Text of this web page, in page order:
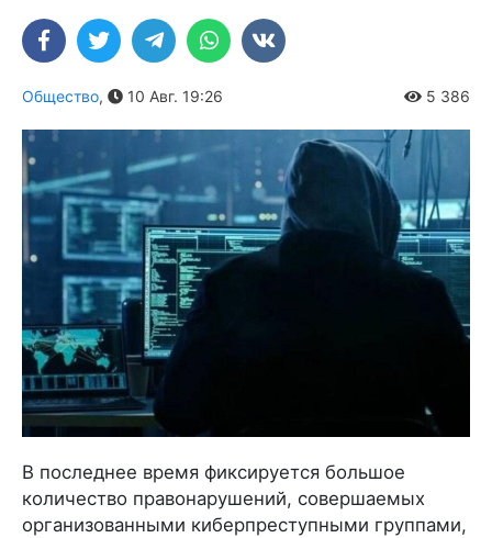
Общество, 10 Авг. 19:26 5 386
В последнее время фиксируется большое
количество правонарушений, совершаемых
организованными киберпреступными группами,